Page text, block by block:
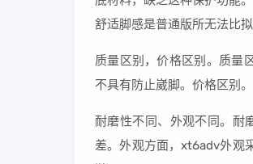
舒适脚感是普通版所无法比拟
质量区别，价格区别。质量
不具有防止崴脚。价格区别
耐磨性不同、外观不同。耐
差。外观方面，xt6adv外观